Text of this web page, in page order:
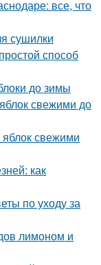
все, что
сушилки
способ
до зимы
свежими до
свежими
как
по уходу за
лимоном и